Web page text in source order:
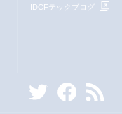
IDCFテックブログ